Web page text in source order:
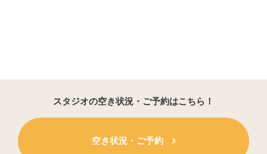
スタジオの空き状況・ご予約はこちら！
空き状況・ご予約